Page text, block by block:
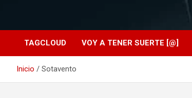
TAGCLOUD VOY A TENER SUERTE [@]
Inicio Sotavento